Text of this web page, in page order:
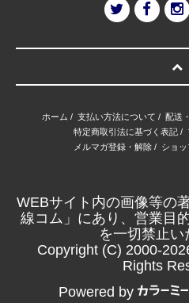
ホーム / 支払い方法について / 配送
特定商取引法に基づく表記/
メルマガ登録・解除 / ショ
WEBサイト内の画像等の
線コム」にあり、営業目
を一切禁止い
Copyright (C) 2000-
Rights
Powered by